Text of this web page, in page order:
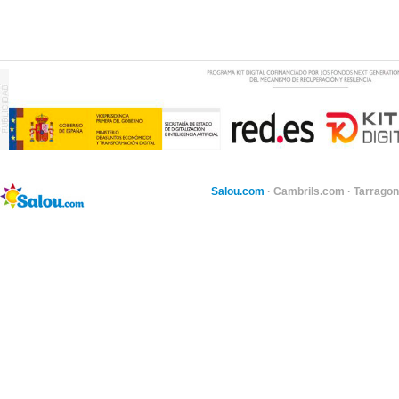
Salou.com · Cambrils.com ·